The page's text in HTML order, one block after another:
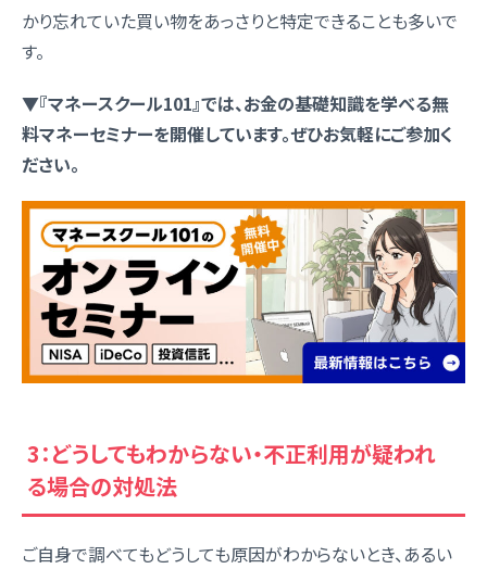
かり忘れていた買い物をあっさりと特定できることも多いで
す。
▼『マネースクール101』では、お金の基礎知識を学べる無
料マネーセミナーを開催しています。ぜひお気軽にご参加く
ださい。
3：どうしてもわからない・不正利用が疑われ
る場合の対処法
ご自身で調べてもどうしても原因がわからないとき、あるい